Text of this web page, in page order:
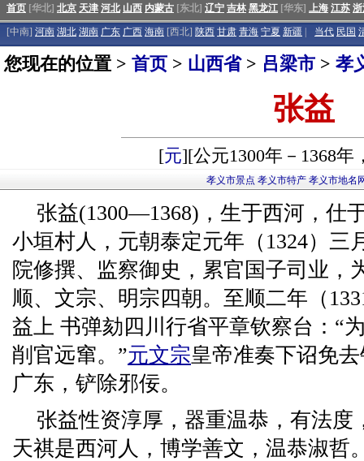
首页 [华北] 北京 天津 河北 山西 内蒙古 [东北] 辽宁 吉林 黑龙江 [华东] 上海 江苏
[中南] 河南 湖北 湖南 广东 广西 海南 [西北] 陕西 甘肃 青海 宁夏 新疆 当代 民国
您现在的位置 > 首页 > 山西省> 吕梁市 > 孝
张益
[元][公元1300年－1368年
孝义市景点 孝义市特产 孝义市地名
张益(1300—1368)，生于西河，仕
小垣村人，元朝泰定元年（1324）三
院修撰、监察御史，累官国子司业，
顺、文宗、明宗四朝。至顺二年（
益上 书弹劾四川行省平章钦察台：“
削官远窜。”元文宗皇帝准奏下诏免
广东，铲除邪佞。
张益性资淳厚，器重温恭，有法度
天祺是西河人，博学善文，温恭淑哲